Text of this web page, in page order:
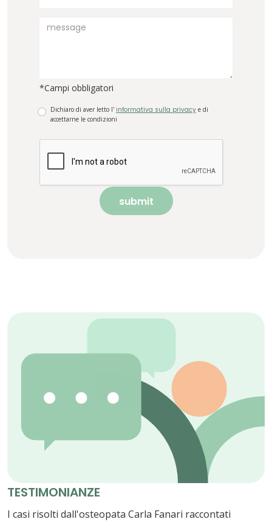
*Campi obbligatori
Dichiaro di aver letto l' informativa sulla privacy e di
accettarne le condizioni
submit
TESTIMONIANZE
I casi risolti dall'osteopata Carla Fanari raccontati